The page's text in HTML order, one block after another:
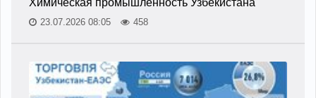
23.07.2026 08:05 458